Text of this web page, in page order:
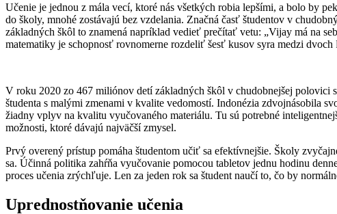
Učenie je jednou z mála vecí, ktoré nás všetkých robia lepšími, a bolo by
do školy, mnohé zostávajú bez vzdelania. Značná časť študentov v
základných škôl to znamená napríklad vedieť prečítať vetu: „Vijay má na
matematiky je schopnosť rovnomerne rozdeliť šesť kusov syra medzi
V roku 2020 zo 467 miliónov detí základných škôl v chudobnejšej polovici
študenta s malými zmenami v kvalite vedomostí. Indonézia zdvojnásobila
žiadny vplyv na kvalitu vyučovaného materiálu. Tu sú potrebné
možnosti, ktoré dávajú najväčší zmysel.
Prvý overený prístup pomáha študentom učiť sa efektívnejšie. Školy
sa. Účinná politika zahŕňa vyučovanie pomocou tabletov jednu hodinu
proces učenia zrýchľuje. Len za jeden rok sa študent naučí to, čo by
Uprednostňovanie učenia